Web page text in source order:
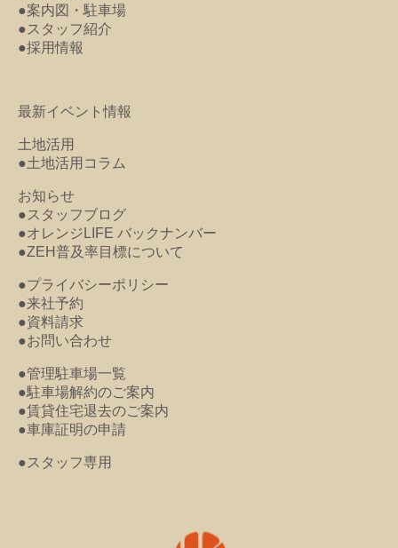
●案内図・駐車場
●スタッフ紹介
●採用情報
最新イベント情報
土地活用
●土地活用コラム
お知らせ
●スタッフブログ
●オレンジLIFE バックナンバー
●ZEH普及率目標について
●プライバシーポリシー
●来社予約
●資料請求
●お問い合わせ
●管理駐車場一覧
●駐車場解約のご案内
●賃貸住宅退去のご案内
●車庫証明の申請
●スタッフ専用